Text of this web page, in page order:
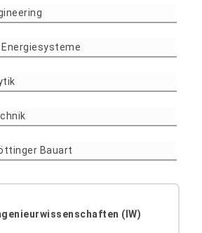
Bauart
(IW)